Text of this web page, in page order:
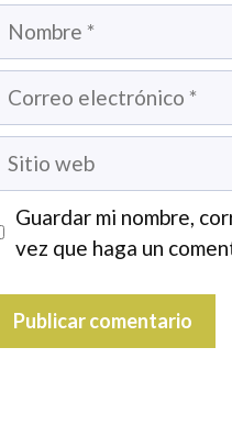
Nombre
Correo
Sitio
Guardar mi nombre,
vez que haga un